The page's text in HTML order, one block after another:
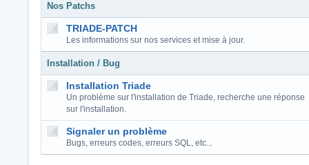
Nos Patchs
TRIADE-PATCH
Les informations sur nos services et mise à jour.
Installation / Bug
Installation Triade
Un problème sur l'installation de Triade, recherche une réponse
sur l'installation.
Signaler un problème
Bugs, erreurs codes, erreurs SQL, etc...